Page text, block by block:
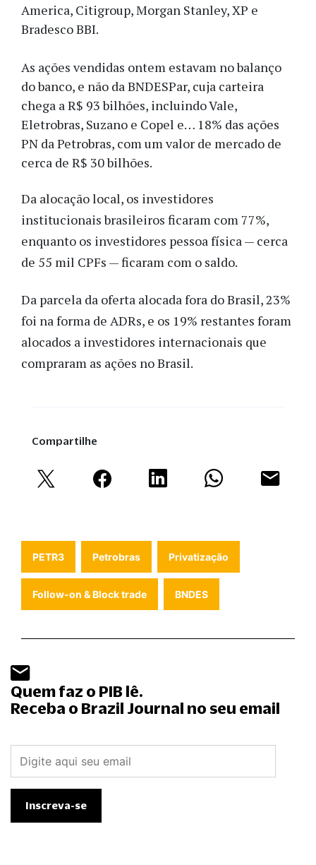
America, Citigroup, Morgan Stanley, XP e
Bradesco BBI.
As ações vendidas ontem estavam no balanço
do banco, e não da BNDESPar, cuja carteira
chega a R$ 93 bilhões, incluindo Vale,
Eletrobras, Suzano e Copel e… 18% das ações
PN da Petrobras, com um valor de mercado de
cerca de R$ 30 bilhões.
Da alocação local, os investidores
institucionais brasileiros ficaram com 77%,
enquanto os investidores pessoa física — cerca
de 55 mil CPFs — ficaram com o saldo.
Da parcela da oferta alocada fora do Brasil, 23%
foi na forma de ADRs, e os 19% restantes foram
alocados a investidores internacionais que
compraram as ações no Brasil.
Compartilhe
PETR3 Petrobras Privatização
Follow-on & Block trade BNDES
Quem faz o PIB lê.
Receba o Brazil Journal no seu email